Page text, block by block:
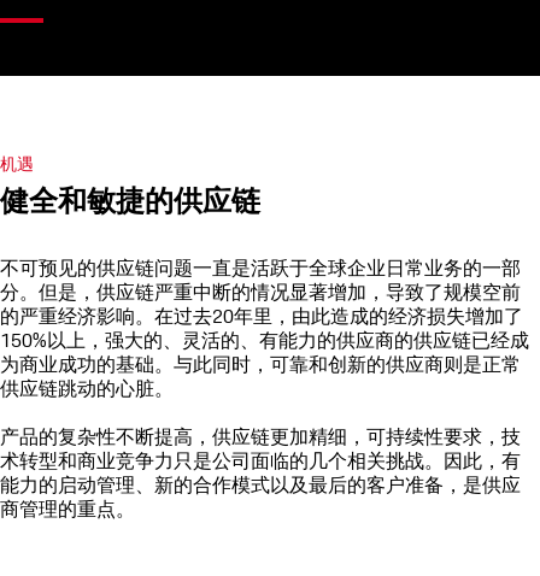
机遇
健全和敏捷的供应链
不可预见的供应链问题一直是活跃于全球企业日常业务的一部
分。但是，供应链严重中断的情况显著增加，导致了规模空前
的严重经济影响。在过去20年里，由此造成的经济损失增加了
150%以上，强大的、灵活的、有能力的供应商的供应链已经成
为商业成功的基础。与此同时，可靠和创新的供应商则是正常
供应链跳动的心脏。
产品的复杂性不断提高，供应链更加精细，可持续性要求，技
术转型和商业竞争力只是公司面临的几个相关挑战。因此，有
能力的启动管理、新的合作模式以及最后的客户准备，是供应
商管理的重点。